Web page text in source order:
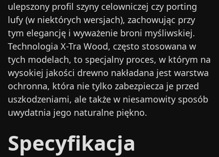
ulepszony profil szyny celowniczej czy porting
lufy (w niektórych wersjach), zachowując przy
tym elegancję i wyważenie broni myśliwskiej.
Technologia X-Tra Wood, często stosowana w
tych modelach, to specjalny proces, w którym na
wysokiej jakości drewno nakładana jest warstwa
ochronna, która nie tylko zabezpiecza je przed
uszkodzeniami, ale także w niesamowity sposób
uwydatnia jego naturalne piękno.
Specyfikacja